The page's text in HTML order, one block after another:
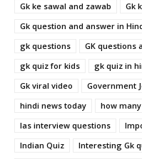
Gk ke sawal and zawab
Gk
Gk question and answer in
gk questions
GK questions
gk quiz for kids
gk quiz in
Gk viral video
Government
hindi news today
how
Ias interview questions
Indian Quiz
Interesting Gk